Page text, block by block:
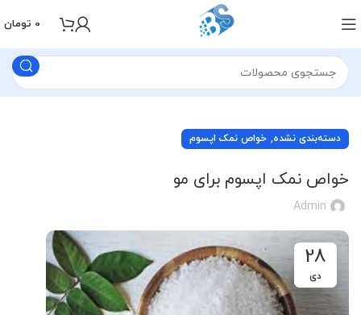
0 تومان
دسته‌بندی نشده, خواص نمک اپسوم
خواص نمک اپسوم برای مو
Admin
28
دی